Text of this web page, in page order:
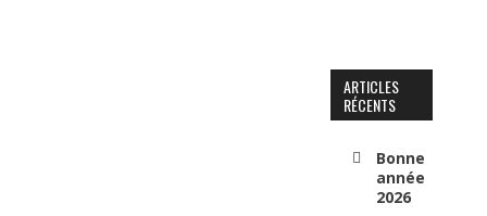
ARTICLES
RÉCENTS
Bonne
année
2026